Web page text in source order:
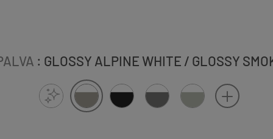
: GLOSSY ALPINE WHITE / GLOSSY